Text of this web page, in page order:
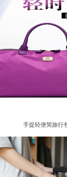
手提轻便简旅行